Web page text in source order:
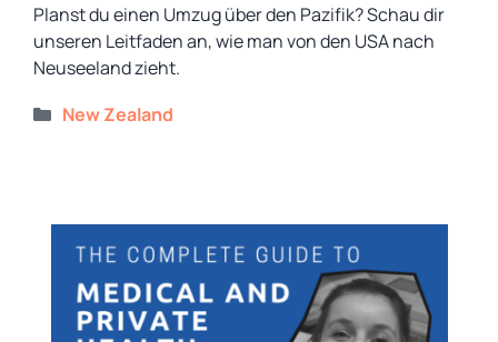
Planst du einen Umzug über den Pazifik? Schau dir
unseren Leitfaden an, wie man von den USA nach
Neuseeland zieht.
Kategorien
New Zealand